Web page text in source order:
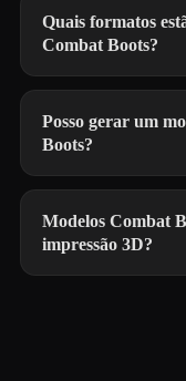
Quais formatos
Combat Boots?
Posso gerar um
Boots?
Modelos Combat
impressão 3D?